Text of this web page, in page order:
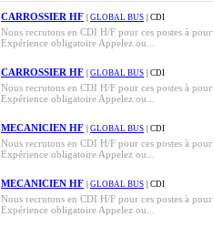
CARROSSIER HF GLOBAL BUS | CDI
Nous recrutons en CDI H/F pour ces postes à
Expérience obligatoire Appelez ou...
CARROSSIER HF GLOBAL BUS | CDI
Nous recrutons en CDI H/F pour ces postes à
Expérience obligatoire Appelez ou...
MECANICIEN HF GLOBAL BUS | CDI
Nous recrutons en CDI H/F pour ces postes à
Expérience obligatoire Appelez ou...
MECANICIEN HF GLOBAL BUS | CDI
Nous recrutons en CDI H/F pour ces postes à
Expérience obligatoire Appelez ou...